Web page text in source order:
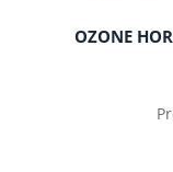
OZONE